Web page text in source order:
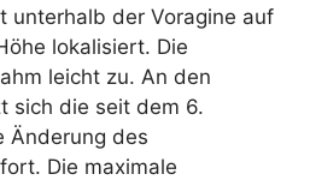
unterhalb der Voragine auf
lokalisiert. Die
leicht zu. An den
sich die seit dem 6.
Änderung des
Die maximale